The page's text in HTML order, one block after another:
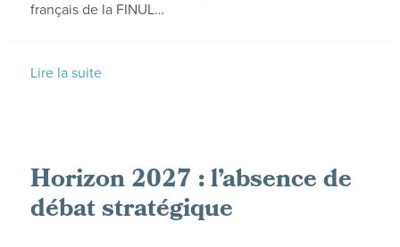
français de la FINUL…
Lire la suite
Horizon 2027 : l’absence de
débat stratégique